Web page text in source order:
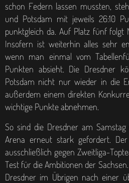
schon Federn lassen mussten,
und Potsdam mit jeweils 26:10
punktgleich da. Auf Platz fünf folgt
Insofern ist weiterhin alles sehr
wenn man einmal vom
Punkten absieht. Die Dresdner
Potsdam nicht nur wieder in die
außerdem einem direkten
wichtige Punkte abnehmen.
So sind die Dresdner am
Arena erneut stark gefordert.
ausschließlich gegen Zweitliga-
Test für die Ambitionen der
Dresdner im Übrigen nach einer